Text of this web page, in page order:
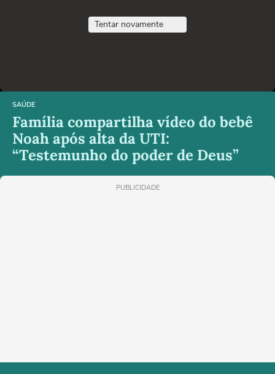
Tentar novamente
SAÚDE
Família compartilha vídeo do bebê
Noah após alta da UTI:
“Testemunho do poder de Deus”
PUBLICIDADE